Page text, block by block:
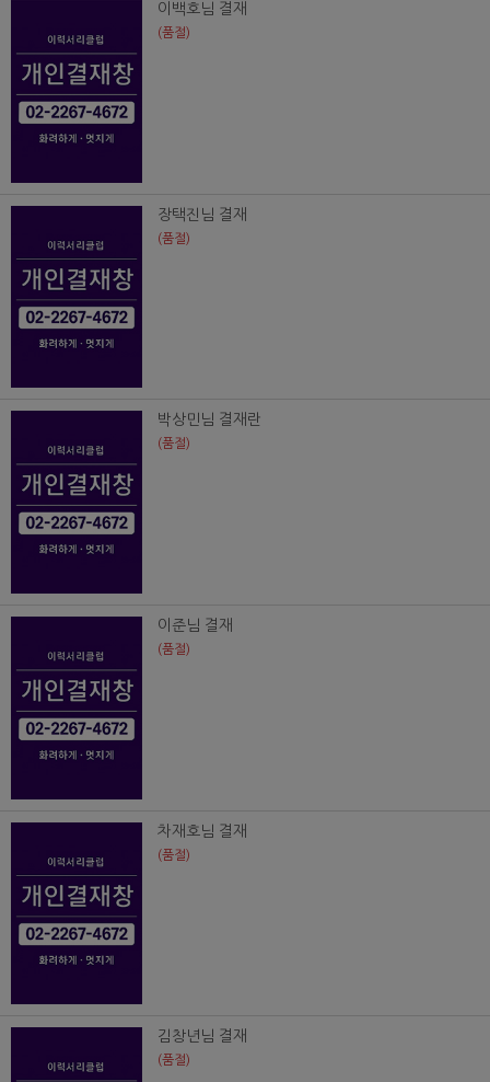
이백호님 결재
(품절)
장택진님 결재
(품절)
박상민님 결재란
(품절)
이준님 결재
(품절)
차재호님 결재
(품절)
김창년님 결재
(품절)